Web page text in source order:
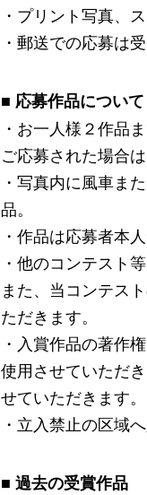
・プリント写真、
・郵送での応募は
■ 応募作品について
・お⼀⼈様２作品
ご応募された場合
・写真内に⾵⾞ま
品。
・作品は応募者本
・他のコンテスト
また、当コンテス
ただきます。
・入賞作品の著作
使⽤させていただ
せていただきます。
・⽴⼊禁⽌の区域
■ 過去の受賞作品